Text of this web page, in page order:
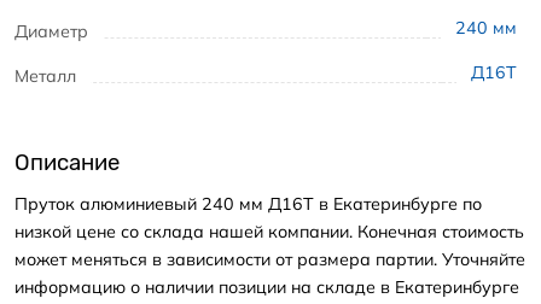
Диаметр 240 мм
Металл Д16Т
Описание
Пруток алюминиевый 240 мм Д16Т в Екатеринбурге по
низкой цене со склада нашей компании. Конечная стоимость
может меняться в зависимости от размера партии. Уточняйте
информацию о наличии позиции на складе в Екатеринбурге